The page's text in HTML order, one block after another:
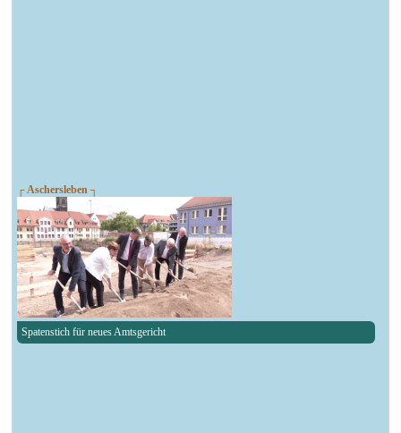
┌ Aschersleben ┐
Spatenstich für neues Amtsgericht